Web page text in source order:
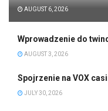
AUGUST 6, 2026
Wprowadzenie do
AUGUST 3, 2026
Spojrzenie na VOX
JULY 30, 2026